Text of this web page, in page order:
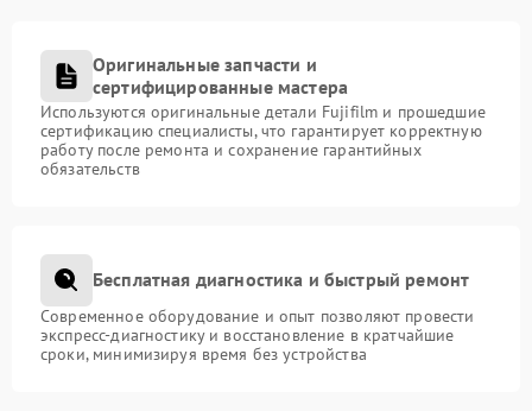
Оригинальные запчасти и
сертифицированные мастера
Используются оригинальные детали Fujifilm и прошедшие
сертификацию специалисты, что гарантирует корректную
работу после ремонта и сохранение гарантийных
обязательств
Бесплатная диагностика и быстрый ремонт
Современное оборудование и опыт позволяют провести
экспресс-диагностику и восстановление в кратчайшие
сроки, минимизируя время без устройства